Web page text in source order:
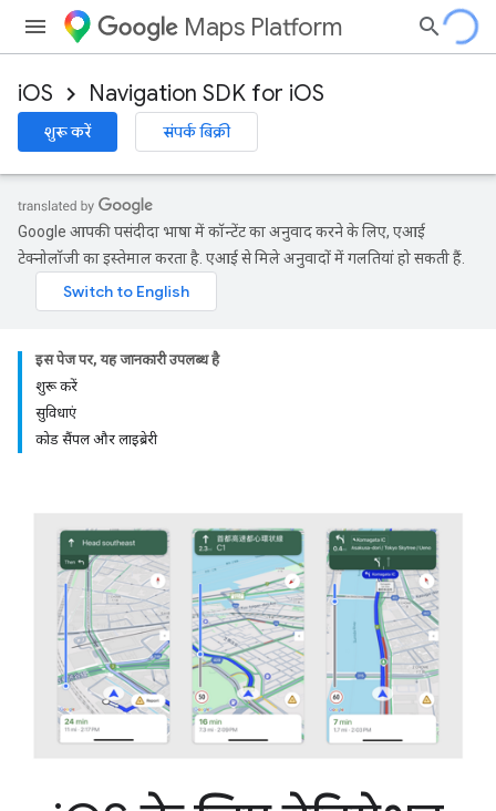
Maps Platform
iOS Navigation SDK for iOS
शुरू करें संपर्क बिक्री
Google आपकी पसंदीदा भाषा में कॉन्टेंट का अनुवाद करने के लिए, एआई
टेक्नोलॉजी का इस्तेमाल करता है. एआई से मिले अनुवादों में गलतियां हो सकती हैं.
इस पेज पर, यह जानकारी उपलब्ध है
शुरू करें
सुविधाएं
कोड सैंपल और लाइब्रेरी